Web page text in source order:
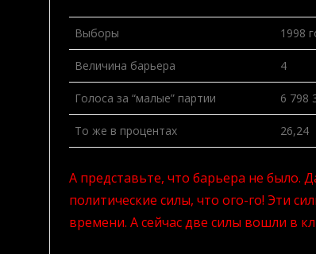
Выборы 1998
Величина барьера 4
Голоса за “малые” партии 6 798
То же в процентах 26,24
А представьте, что барьера не было.
политические силы, что ого-го! Эти
времени. А сейчас две силы вошли в